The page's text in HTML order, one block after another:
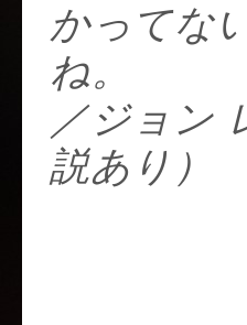
かってな
ね。
／ジョン
説あり）